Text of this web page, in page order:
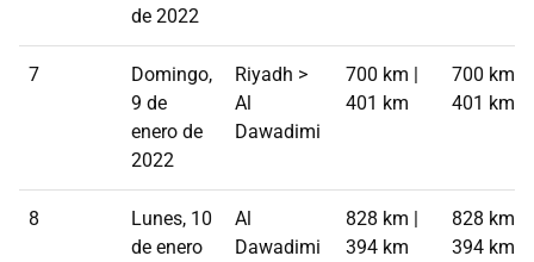
de 2022
7
Domingo,
9 de
enero de
2022
Riyadh >
Al
Dawadimi
700 km |
401 km
700 km |
401 km
8
Lunes, 10
de enero
Al
Dawadimi
828 km |
394 km
828 km |
394 km